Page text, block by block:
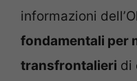
informazioni
fondamentali per
transfrontalieri di